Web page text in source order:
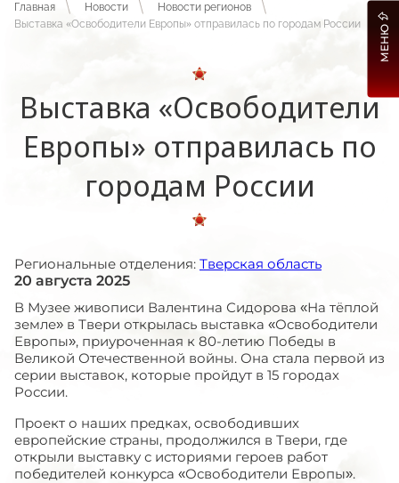
Главная Новости
Новости регионов
Выставка «Освободители Европы» отправилась по городам России
Выставка «Освободители
Европы» отправилась по
городам России
Региональные отделения: Тверская область
20 августа 2025
В Музее живописи Валентина Сидорова «На тёплой
земле» в Твери открылась выставка «Освободители
Европы», приуроченная к 80-летию Победы в
Великой Отечественной войны. Она стала первой из
серии выставок, которые пройдут в 15 городах
России.
Проект о наших предках, освободивших
европейские страны, продолжился в Твери, где
открыли выставку с историями героев работ
победителей конкурса «Освободители Европы».
МЕНЮ